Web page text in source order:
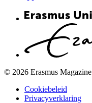
© 2026 Erasmus Magazine
Cookiebeleid
Privacyverklaring